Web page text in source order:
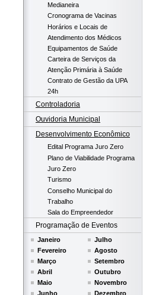
Medianeira
Cronograma de Vacinas
Horários e Locais de
Atendimento dos Médicos
Equipamentos de Saúde
Carteira de Serviços da
Atenção Primária à Saúde
Contrato de Gestão da UPA
24h
Controladoria
Ouvidoria Municipal
Desenvolvimento Econômico
Edital Programa Juro Zero
Plano de Viabilidade Programa
Juro Zero
Turismo
Conselho Municipal do
Trabalho
Sala do Empreendedor
Programação de Eventos
Janeiro
Fevereiro
Março
Abril
Maio
Junho
Julho
Agosto
Setembro
Outubro
Novembro
Dezembro